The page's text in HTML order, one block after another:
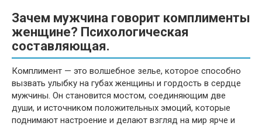
Зачем мужчина говорит комплименты
женщине? Психологическая
составляющая.
Комплимент — это волшебное зелье, которое способно
вызвать улыбку на губах женщины и гордость в сердце
мужчины. Он становится мостом, соединяющим две
души, и источником положительных эмоций, которые
поднимают настроение и делают взгляд на мир ярче и